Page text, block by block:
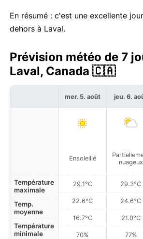
En résumé : c'est une excellente
dehors à Laval.
Prévision météo de 7
Laval, Canada 🇨🇦
Température
maximale
Temp.
moyenne
Température
minimale
mer. 5. août
Ensoleillé
29.1°C
22.6°C
16.7°C
70%
jeu. 6.
nuageux
29.3°C
24.6°C
21.0°C
77%